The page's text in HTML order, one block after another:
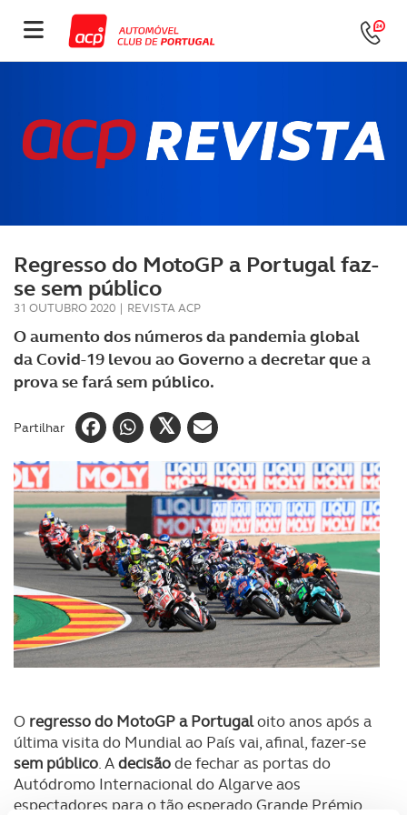
Regresso do MotoGP a Portugal faz-
se sem público
31 OUTUBRO 2020 | REVISTA ACP
O aumento dos números da pandemia global
da Covid-19 levou ao Governo a decretar que a
prova se fará sem público.
Partilhar
O regresso do MotoGP a Portugaloito anos após a
última visita do Mundial ao País vai, afinal, fazer-se
sem público. Adecisãode fechar as portas do
Autódromo Internacional do Algarve aos
espectadores para o tão esperado Grande Prémio